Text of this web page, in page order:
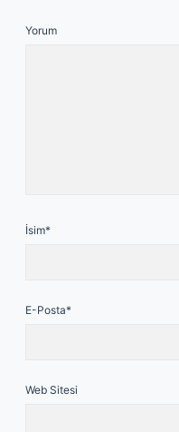
Yorum
İsim*
E-Posta*
Web Sitesi